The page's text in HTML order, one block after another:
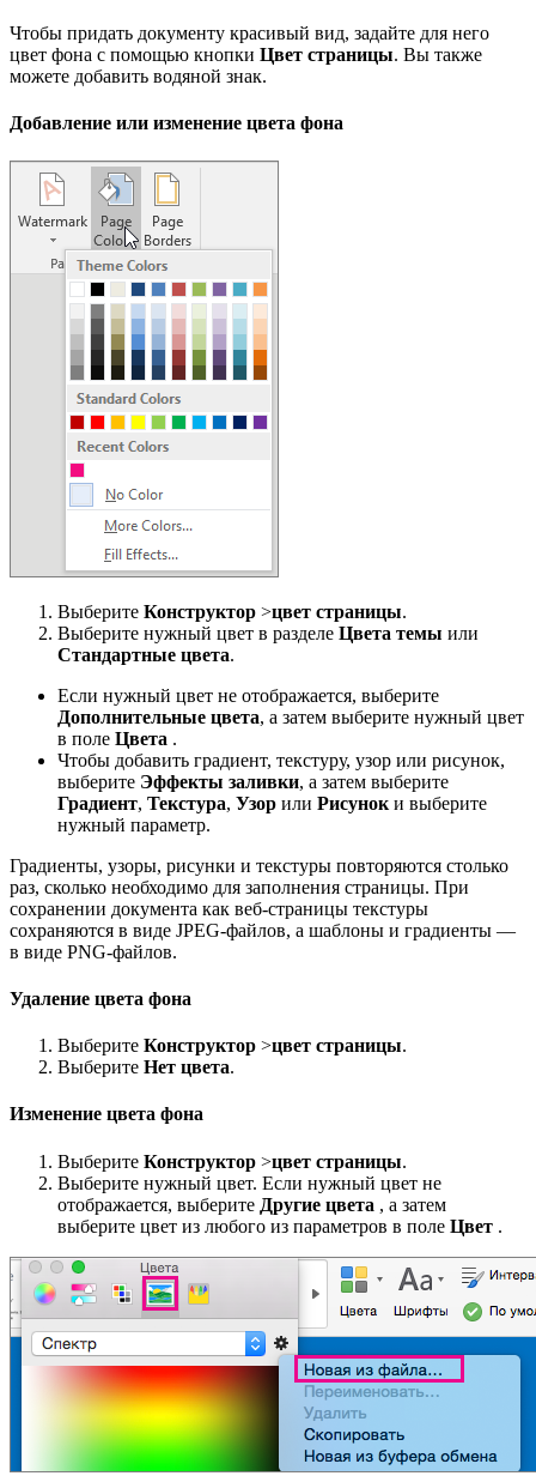
Чтобы придать документу красивый вид, задайте для него
цвет фона с помощью кнопки Цвет страницы. Вы также
можете добавить водяной знак.
Добавление или изменение цвета фона
Выберите Конструктор >цвет страницы.
Выберите нужный цвет в разделе Цвета темы или
Стандартные цвета.
Если нужный цвет не отображается, выберите
Дополнительные цвета, а затем выберите нужный цвет
в поле Цвета .
Чтобы добавить градиент, текстуру, узор или рисунок,
выберите Эффекты заливки, а затем выберите
Градиент, Текстура, Узор или Рисунок и выберите
нужный параметр.
Градиенты, узоры, рисунки и текстуры повторяются столько
раз, сколько необходимо для заполнения страницы. При
сохранении документа как веб-страницы текстуры
сохраняются в виде JPEG-файлов, а шаблоны и градиенты —
в виде PNG-файлов.
Удаление цвета фона
Выберите Конструктор >цвет страницы.
Выберите Нет цвета.
Изменение цвета фона
Выберите Конструктор >цвет страницы.
Выберите нужный цвет. Если нужный цвет не
отображается, выберите Другие цвета , а затем
выберите цвет из любого из параметров в поле Цвет .